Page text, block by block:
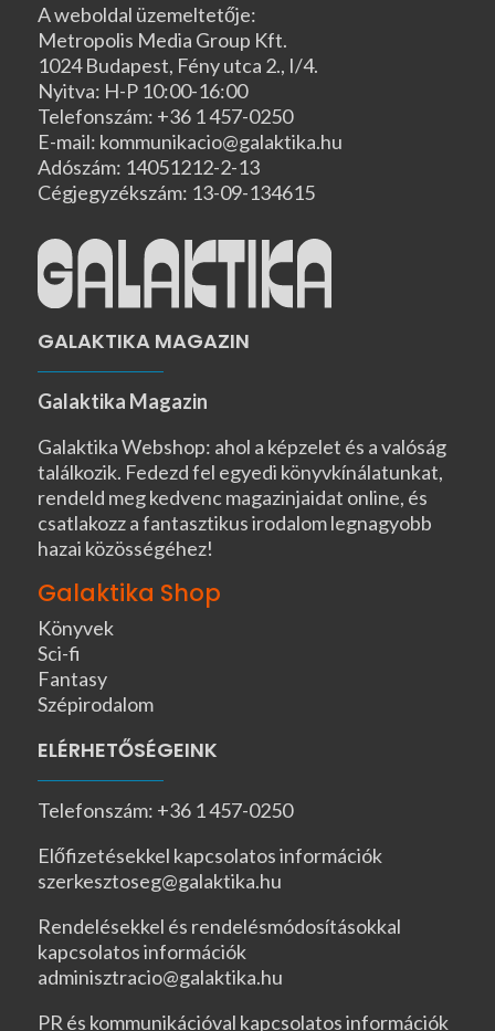
A weboldal üzemeltetője:
Metropolis Media Group Kft.
1024 Budapest, Fény utca 2., I/4.
Nyitva: H-P 10:00-16:00
Telefonszám: +36 1 457-0250
E-mail: kommunikacio@galaktika.hu
Adószám: 14051212-2-13
Cégjegyzékszám: 13-09-134615
GALAKTIKA MAGAZIN
Galaktika Magazin
Galaktika Webshop: ahol a képzelet és a valóság
találkozik. Fedezd fel egyedi könyvkínálatunkat,
rendeld meg kedvenc magazinjaidat online, és
csatlakozz a fantasztikus irodalom legnagyobb
hazai közösségéhez!
Galaktika Shop
Könyvek
Sci-fi
Fantasy
Szépirodalom
ELÉRHETŐSÉGEINK
Telefonszám: +36 1 457-0250
Előfizetésekkel kapcsolatos információk
szerkesztoseg@galaktika.hu
Rendelésekkel és rendelésmódosításokkal
kapcsolatos információk
adminisztracio@galaktika.hu
PR és kommunikációval kapcsolatos információk